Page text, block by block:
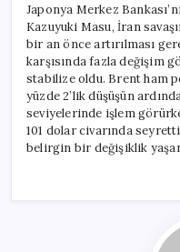
Japonya Merkez
Kazuyuki Masu, İran
bir an önce artırılması
karşısında fazla değişim
stabilize oldu. Brent ham
yüzde 2’lik düşüşün
seviyelerinde işlem
101 dolar civarında
belirgin bir değişiklik